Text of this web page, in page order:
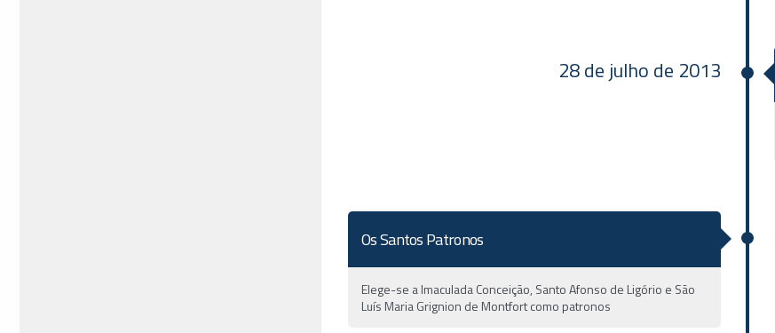
28 de julho de 2013
Os Santos Patronos
Elege-se a Imaculada Conceição, Santo Afonso de Ligório e São
Luís Maria Grignion de Montfort como patronos